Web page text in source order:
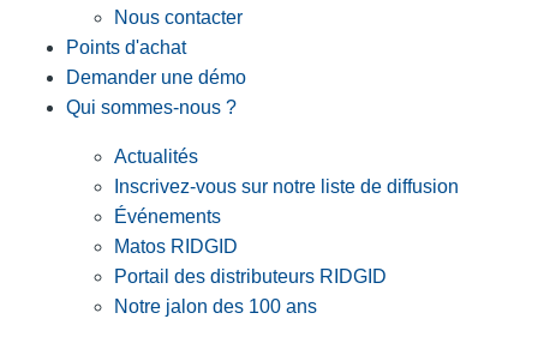
Nous contacter
Points d'achat
Demander une démo
Qui sommes-nous ?
Actualités
Inscrivez-vous sur notre liste de diffusion
Événements
Matos RIDGID
Portail des distributeurs RIDGID
Notre jalon des 100 ans